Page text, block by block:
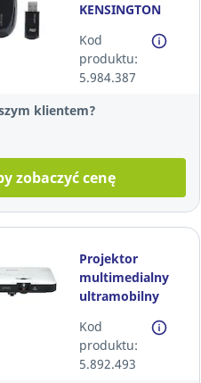
KENSINGTON
K72426*
Kod
produktu:
5.984.387
klientem?
zobaczyć cenę
Projektor
multimedialny
ultramobilny
1780W*
Kod
produktu:
5.892.493